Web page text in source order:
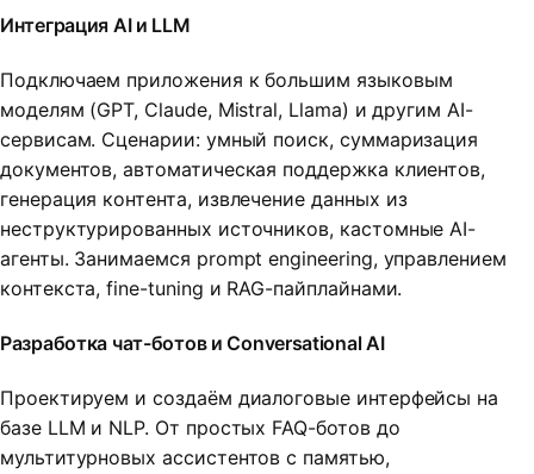
Интеграция AI и LLM
Подключаем приложения к большим языковым
моделям (GPT, Claude, Mistral, Llama) и другим AI-
сервисам. Сценарии: умный поиск, суммаризация
документов, автоматическая поддержка клиентов,
генерация контента, извлечение данных из
неструктурированных источников, кастомные AI-
агенты. Занимаемся prompt engineering, управлением
контекста, fine-tuning и RAG-пайплайнами.
Разработка чат-ботов и Conversational AI
Проектируем и создаём диалоговые интерфейсы на
базе LLM и NLP. От простых FAQ-ботов до
мультитурновых ассистентов с памятью,